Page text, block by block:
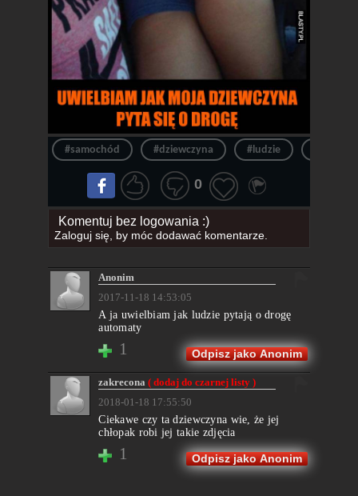
#samochód #dziewczyna #ludzie
0
Komentuj bez logowania :)
Zaloguj się, by móc dodawać komentarze.
Anonim
2017-11-18 14:53:05
A ja uwielbiam jak ludzie pytają o drogę
automaty
1 Odpisz jako Anonim
zakrecona( dodaj do czarnej listy )
2018-01-18 17:55:50
Ciekawe czy ta dziewczyna wie, że jej
chłopak robi jej takie zdjęcia
1 Odpisz jako Anonim